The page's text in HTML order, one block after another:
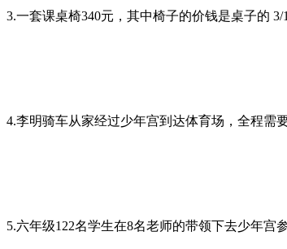
3.一套课桌椅340元，其中椅子的价钱是桌子的
4.李明骑车从家经过少年宫到达体育场，全程需
5.六年级122名学生在8名老师的带领下去少年宫